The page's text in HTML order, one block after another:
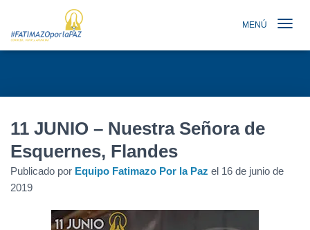
MENÚ
11 JUNIO – Nuestra Señora de
Esquernes, Flandes
Publicado por Equipo Fatimazo Por la Paz el 16 de junio de
2019